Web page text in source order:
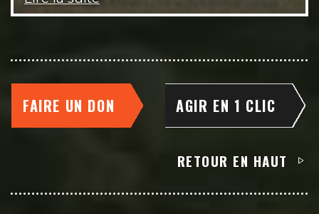
FAIRE UN DON AGIR EN 1 CLIC
RETOUR EN HAUT